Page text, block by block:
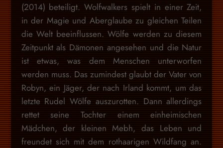
(2014) beteiligt. Wolfwalkers spielt in einer Zeit,
in der Magie und Aberglaube zu gleichen Teilen
die Welt beeinflussen. Wölfe werden zu diesem
Zeitpunkt als Dämonen angesehen und die Natur
ist etwas, was dem Menschen unterworfen
werden muss. Das zumindest glaubt der Vater von
Robyn, ein Jäger, der nach Irland kommt, um das
letzte Rudel Wölfe auszurotten. Dann allerdings
rettet seine Tochter einem einheimischen
Mädchen, der kleinen Mebh, das Leben und
freundet sich mit dem rothaarigen Wildfang an.